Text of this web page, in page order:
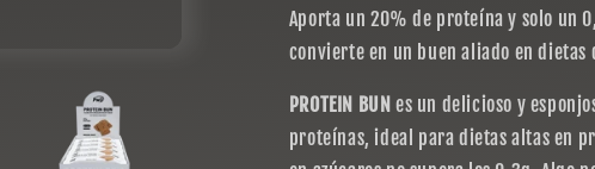
Aporta un 20% de proteína y solo un
convierte en un buen aliado en dietas
PROTEIN BUN es un delicioso y
proteínas, ideal para dietas altas en